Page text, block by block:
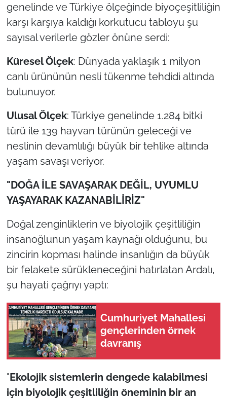
genelinde ve Türkiye ölçeğinde biyoçeşitliliğin
karşı karşıya kaldığı korkutucu tabloyu şu
sayısal verilerle gözler önüne serdi:
Küresel Ölçek: Dünyada yaklaşık 1 milyon
canlı ürününün nesli tükenme tehdidi altında
bulunuyor.
Ulusal Ölçek: Türkiye genelinde 1.284 bitki
türü ile 139 hayvan türünün geleceği ve
neslinin devamlılığı büyük bir tehlike altında
yaşam savaşı veriyor.
"DOĞA İLE SAVAŞARAK DEĞİL, UYUMLU
YAŞAYARAK KAZANABİLİRİZ"
Doğal zenginliklerin ve biyolojik çeşitliliğin
insanoğlunun yaşam kaynağı olduğunu, bu
zincirin kopması halinde insanlığın da büyük
bir felakete sürükleneceğini hatırlatan Ardalı,
şu hayati çağrıyı yaptı:
Cumhuriyet Mahallesi
gençlerinden örnek
davranış
"Ekolojik sistemlerin dengede kalabilmesi
için biyolojik çeşitliliğin öneminin bir an